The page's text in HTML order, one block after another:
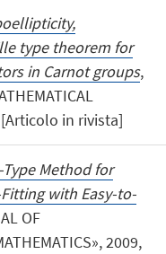
type theorem for
in Carnot groups,
[Articolo in rivista]
Method for
with Easy-to-
OF
2009,